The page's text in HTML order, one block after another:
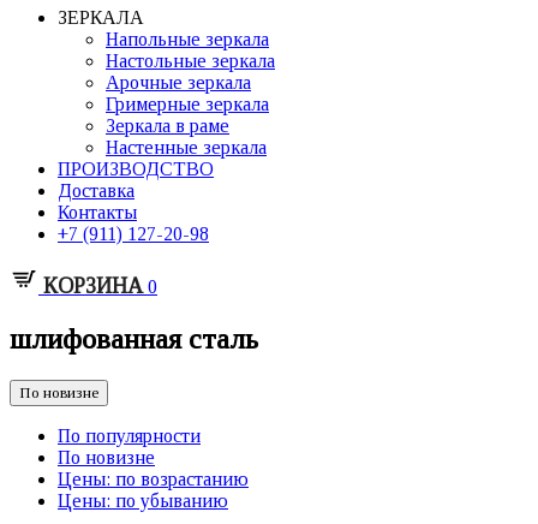
ЗЕРКАЛА
Напольные зеркала
Настольные зеркала
Арочные зеркала
Гримерные зеркала
Зеркала в раме
Настенные зеркала
ПРОИЗВОДСТВО
Доставка
Контакты
+7 (911) 127-20-98
КОРЗИНА 0
шлифованная сталь
По новизне
По популярности
По новизне
Цены: по возрастанию
Цены: по убыванию